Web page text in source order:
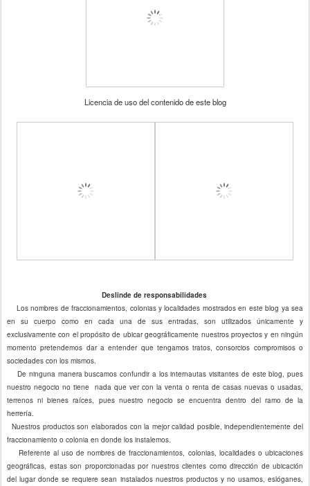
Licencia de uso del contenido de este blog
Deslinde de responsabilidades
Los nombres de fraccionamientos, colonias y localidades mostrados en este blog ya sea
en su cuerpo como en cada una de sus entradas, son utilizados únicamente y
exclusivamente con el propósito de ubicar geográficamente nuestros proyectos y en ningún
momento pretendemos dar a entender que tengamos tratos, consorcios compromisos o
sociedades con los mismos.
De ninguna manera buscamos confundir a los internautas visitantes de este blog, pues
nuestro negocio no tiene nada que ver con la venta o renta de casas nuevas o usadas,
terrenos ni bienes raíces, pues nuestro negocio se encuentra dentro del ramo de la
herrería.
Nuestros productos son elaborados con la mejor calidad posible, independientemente del
fraccionamiento o colonia en donde los instalemos.
Referente al uso de nombres de fraccionamientos, colonias, localidades o ubicaciones
geográficas, estas son proporcionadas por nuestros clientes como dirección de ubicación
del lugar donde se requiere sean instalados nuestros productos y no usamos, eslóganes,